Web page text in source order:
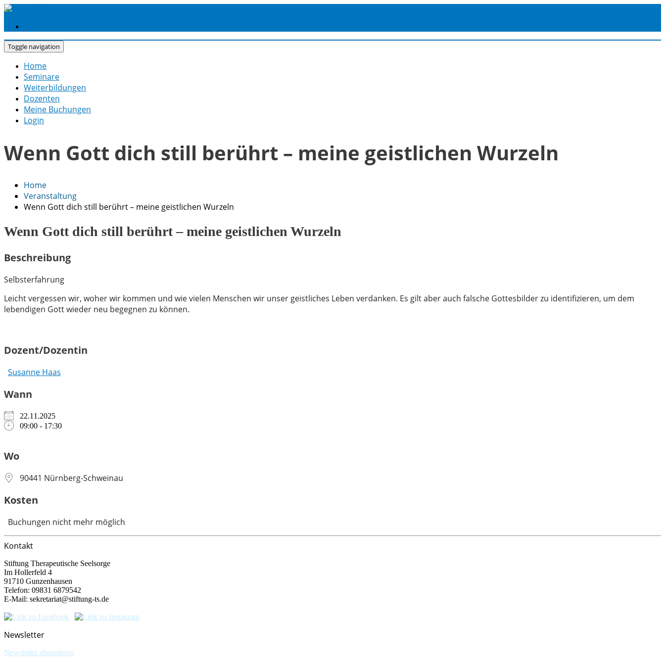
Skip
content
Toggle navigation
Home
Seminare
Weiterbildungen
Dozenten
Meine Buchungen
Login
Wenn Gott dich still berührt – meine geistlichen Wurzeln
Home
Veranstaltung
Wenn Gott dich still berührt – meine geistlichen Wurzeln
Wenn Gott dich still berührt – meine geistlichen Wurzeln
Beschreibung
Selbsterfahrung
Leicht vergessen wir, woher wir kommen und wie vielen Menschen wir unser geistliches Leben verdanken. Es gilt aber auch falsche Gottesbilder zu identifizieren, um dem
lebendigen Gott wieder neu begegnen zu können.
Dozent/Dozentin
Susanne Haas
Wann
22.11.2025
09:00 - 17:30
Wo
90441 Nürnberg-Schweinau
Kosten
Buchungen nicht mehr möglich
Kontakt
Stiftung Therapeutische Seelsorge
Im Hollerfeld 4
91710 Gunzenhausen
Telefon: 09831 6879542
E-Mail: sekretariat@stiftung-ts.de
Newsletter
Newsletter abonnieren